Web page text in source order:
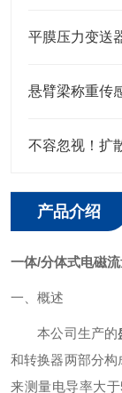
平膜压力变送
悬臂梁称重传
不容忽视！扩
产品介绍
一体/分体式电磁
一、概述
本公司生产的
和转换器两部分构
来测量电导率大